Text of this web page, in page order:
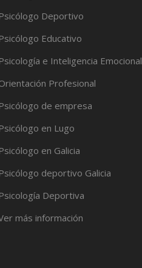
Psicólogo Deportivo
Psicólogo Educativo
Psicología e Inteligencia Emocional
Profesional
Psicólogo de empresa
Psicólogo en Lugo
Psicólogo en Galicia
Psicólogo deportivo Galicia
Psicología Deportiva
más información